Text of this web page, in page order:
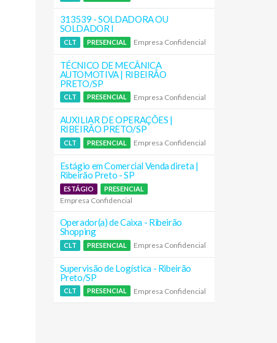
313539 - SOLDADORA OU
SOLDADOR I
CLT PRESENCIAL Empresa Confidencial
TÉCNICO DE MECÂNICA
AUTOMOTIVA | RIBEIRÃO
PRETO/SP
CLT PRESENCIAL Empresa Confidencial
AUXILIAR DE OPERAÇÕES |
RIBEIRÃO PRETO/SP
CLT PRESENCIAL Empresa Confidencial
Estágio em Comercial Venda direta |
Ribeirão Preto - SP
ESTÁGIO PRESENCIAL
Empresa Confidencial
Operador(a) de Caixa - Ribeirão
Shopping
CLT PRESENCIAL Empresa Confidencial
Supervisão de Logística - Ribeirão
Preto/SP
CLT PRESENCIAL Empresa Confidencial